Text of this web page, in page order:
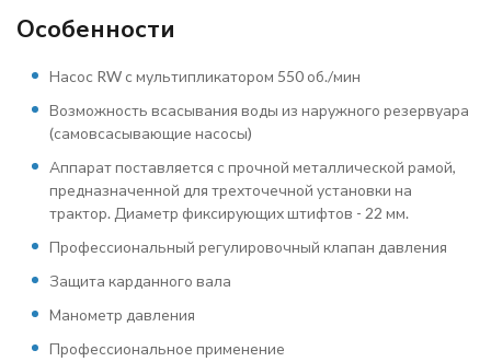
Особенности
Насос RW с мультипликатором 550 об./мин
Возможность всасывания воды из наружного резервуара
(самовсасывающие насосы)
Аппарат поставляется с прочной металлической рамой,
предназначенной для трехточечной установки на
трактор. Диаметр фиксирующих штифтов - 22 мм.
Профессиональный регулировочный клапан давления
Защита карданного вала
Манометр давления
Профессиональное применение